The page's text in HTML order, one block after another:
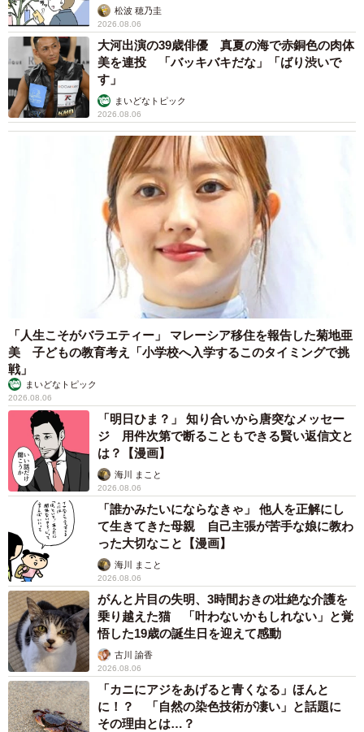
4/4
こんなところにも乗れるんです（「京都大学クジャク同好会」さん提
供）
「拒否クジャ」に広がる驚き
今回の反響について、同会は「多くの方にご覧いただきあ
りがたい限りです」としたうえで、「クジャクがこれほど
人慣れして散歩している姿自体が珍しいと思います。その
うえ『拒否柴』ならぬ『拒否クジャ』はさらに珍しく、多
くの方に驚いていただけたのでは」と話す。
かわいらしさと意外性をあわせ持つ“拒否クジャ”。その自由
気ままな姿は、多くの人の心を和ませている。
松波 穂乃圭
2026.08.06
大河出演の39歳俳優 真夏の海で赤銅色の肉体
美を連投 「バッキバキだな」「ばり渋いで
す」
まいどなトピック
2026.08.06
「人生こそがバラエティー」 マレーシア移住を報告した菊地亜
美 子どもの教育考え「小学校へ入学するこのタイミングで挑
戦」
まいどなトピック
2026.08.06
「明日ひま？」 知り合いから唐突なメッセー
ジ 用件次第で断ることもできる賢い返信文と
は？【漫画】
海川 まこと
2026.08.06
「誰かみたいにならなきゃ」 他人を正解にし
て生きてきた母親 自己主張が苦手な娘に教わ
った大切なこと【漫画】
海川 まこと
2026.08.06
がんと片目の失明、3時間おきの壮絶な介護を
乗り越えた猫 「叶わないかもしれない」と覚
悟した19歳の誕生日を迎えて感動
古川 諭香
2026.08.06
「カニにアジをあげると青くなる」ほんと
に！？ 「自然の染色技術が凄い」と話題に
その理由とは…？